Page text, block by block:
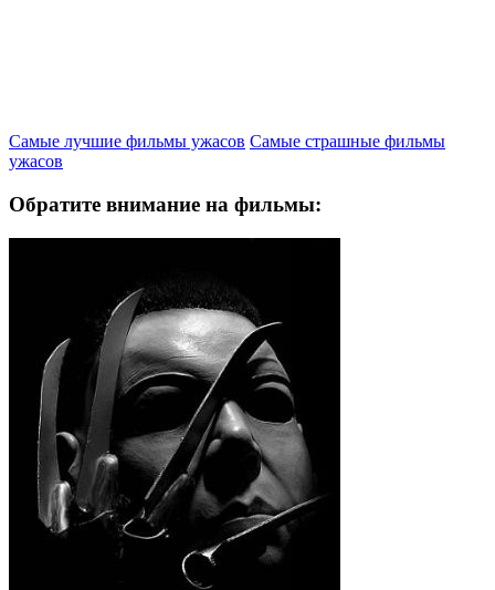
Самые лучшие фильмы ужасов Самые страшные фильмы
ужасов
Обратите внимание на фильмы: